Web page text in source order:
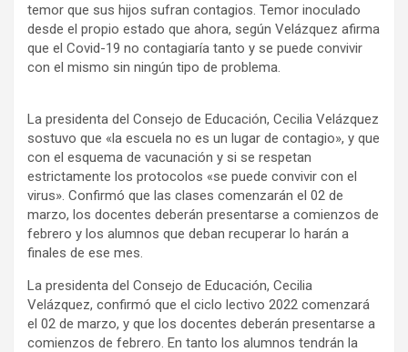
temor que sus hijos sufran contagios. Temor inoculado
desde el propio estado que ahora, según Velázquez afirma
que el Covid-19 no contagiaría tanto y se puede convivir
con el mismo sin ningún tipo de problema.
La presidenta del Consejo de Educación, Cecilia Velázquez
sostuvo que «la escuela no es un lugar de contagio», y que
con el esquema de vacunación y si se respetan
estrictamente los protocolos «se puede convivir con el
virus». Confirmó que las clases comenzarán el 02 de
marzo, los docentes deberán presentarse a comienzos de
febrero y los alumnos que deban recuperar lo harán a
finales de ese mes.
La presidenta del Consejo de Educación, Cecilia
Velázquez, confirmó que el ciclo lectivo 2022 comenzará
el 02 de marzo, y que los docentes deberán presentarse a
comienzos de febrero. En tanto los alumnos tendrán la